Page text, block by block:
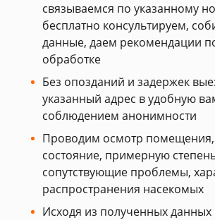
связываемся по указанному
бесплатно консультируем,
данные, даем рекомендации
обработке
Без опозданий и задержек
указанный адрес в удобную
соблюдением анонимности
Проводим осмотр
состояние, примерную
сопутствующие проблемы,
распространения насекомых
Исходя из полученных